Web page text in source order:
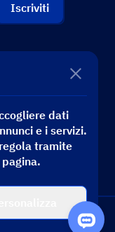
Iscriviti
dati
e i servizi.
tramite